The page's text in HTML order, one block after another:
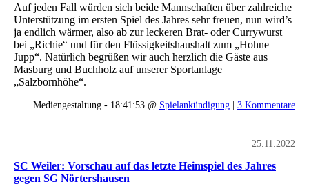
Auf jeden Fall würden sich beide Mannschaften über zahlreiche
Unterstützung im ersten Spiel des Jahres sehr freuen, nun wird’s
ja endlich wärmer, also ab zur leckeren Brat- oder Currywurst
bei „Richie“ und für den Flüssigkeitshaushalt zum „Hohne
Jupp“. Natürlich begrüßen wir auch herzlich die Gäste aus
Masburg und Buchholz auf unserer Sportanlage
„Salzbornhöhe“.
Mediengestaltung - 18:41:53 @ Spielankündigung | 3 Kommentare
25.11.2022
SC Weiler: Vorschau auf das letzte Heimspiel des Jahres
gegen SG Nörtershausen